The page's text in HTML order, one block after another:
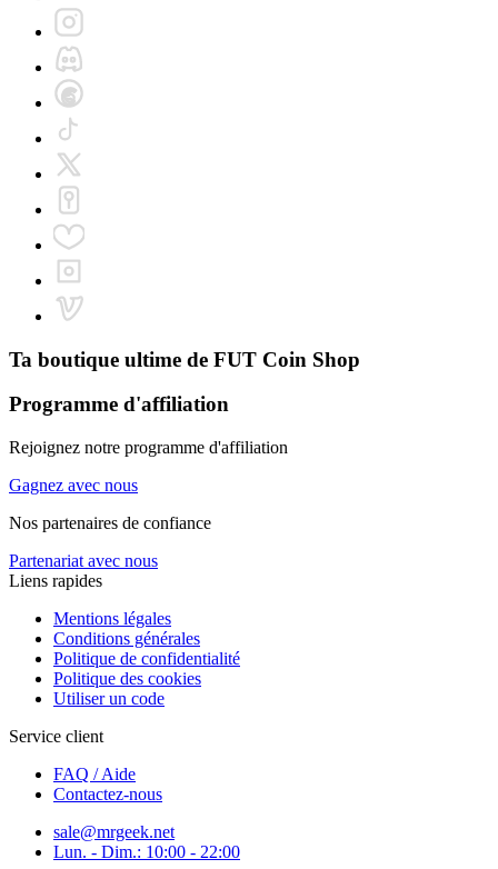
Ta boutique ultime de FUT Coin Shop
Programme d'affiliation
Rejoignez notre programme d'affiliation
Gagnez avec nous
Nos partenaires de confiance
Partenariat avec nous
Liens rapides
Mentions légales
Conditions générales
Politique de confidentialité
Politique des cookies
Utiliser un code
Service client
FAQ / Aide
Contactez-nous
sale@mrgeek.net
Lun. - Dim.: 10:00 - 22:00